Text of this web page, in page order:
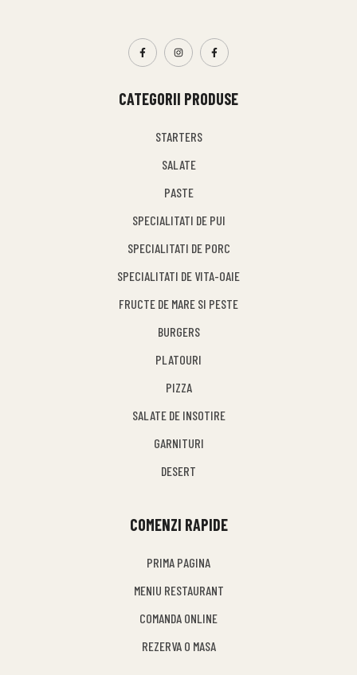
CATEGORII PRODUSE
STARTERS
SALATE
PASTE
SPECIALITATI DE PUI
SPECIALITATI DE PORC
SPECIALITATI DE VITA-OAIE
FRUCTE DE MARE SI PESTE
BURGERS
PLATOURI
PIZZA
SALATE DE INSOTIRE
GARNITURI
DESERT
COMENZI RAPIDE
PRIMA PAGINA
MENIU RESTAURANT
COMANDA ONLINE
REZERVA O MASA